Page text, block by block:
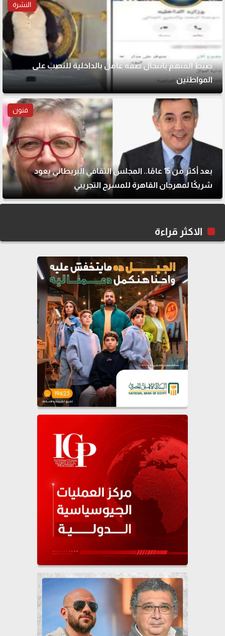
النشرة
ضبط المتهم بانتحال صفة عامل بالداخلية للنصب على
المواطنين
فنون
بعد أكثر من 15 عامًا.. المجلس الثقافي البريطاني يعود
شريكًا لمهرجان القاهرة للمسرح التجريبي
الاكثر قراءة